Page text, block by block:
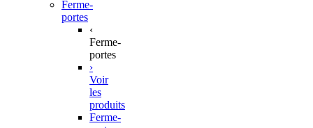
Ferme-
portes
‹
Ferme-
portes
›
Voir
les
produits
Ferme-